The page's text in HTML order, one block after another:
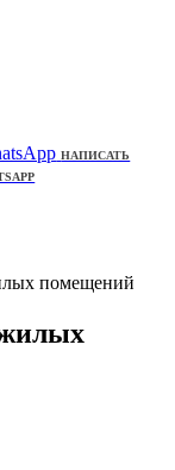
НАПИСАТЬ
помещений